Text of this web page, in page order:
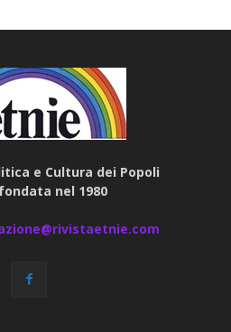
e Cultura dei Popoli
nel 1980